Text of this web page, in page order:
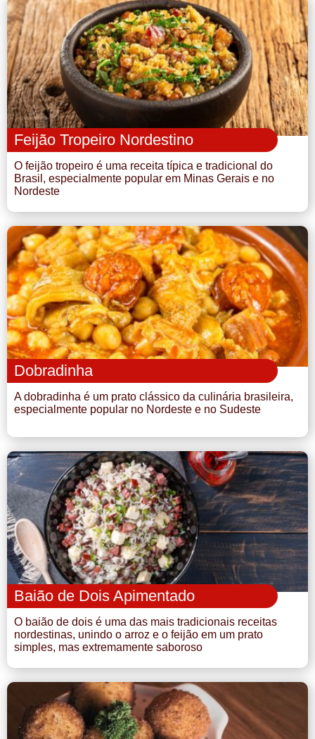
Feijão Tropeiro Nordestino
O feijão tropeiro é uma receita típica e tradicional do
Brasil, especialmente popular em Minas Gerais e no
Nordeste
Dobradinha
A dobradinha é um prato clássico da culinária brasileira,
especialmente popular no Nordeste e no Sudeste
Baião de Dois Apimentado
O baião de dois é uma das mais tradicionais receitas
nordestinas, unindo o arroz e o feijão em um prato
simples, mas extremamente saboroso